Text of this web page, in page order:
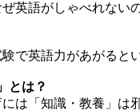
英語がしゃべれない
英語力があがると
とは？
は「知識・教養」